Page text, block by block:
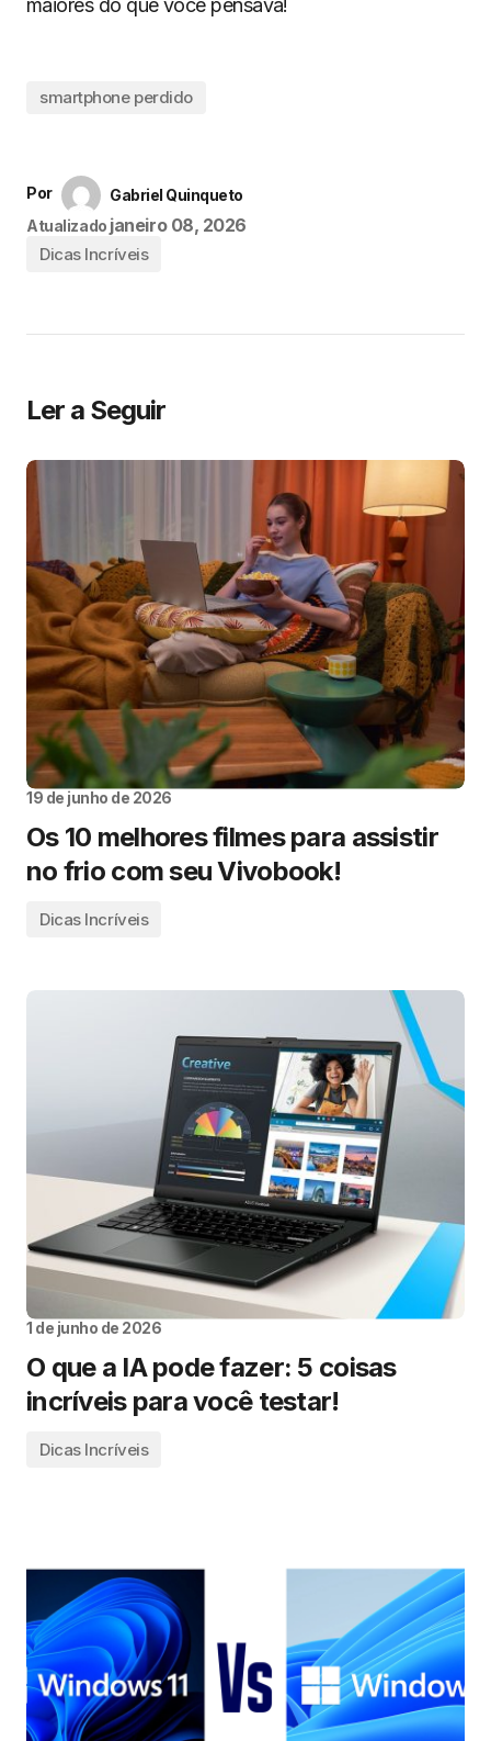
smartphone perdido
Por
Gabriel Quinqueto
Atualizado janeiro 08, 2026
Dicas Incríveis
Ler a Seguir
19 de junho de 2026
Os 10 melhores filmes para assistir
no frio com seu Vivobook!
Dicas Incríveis
1 de junho de 2026
O que a IA pode fazer: 5 coisas
incríveis para você testar!
Dicas Incríveis